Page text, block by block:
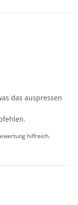
das auspressen
hilfreich.